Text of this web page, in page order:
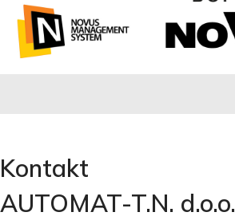
Kontakt
AUTOMAT-T.N. d.o.o.